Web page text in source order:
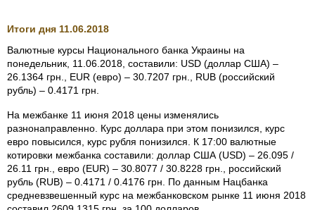
Итоги дня 11.06.2018
Валютные курсы Национального банка Украины на
понедельник, 11.06.2018, составили: USD (доллар США) –
26.1364 грн., EUR (евро) – 30.7207 грн., RUB (российский
рубль) – 0.4171 грн.
На межбанке 11 июня 2018 цены изменялись
разнонаправленно. Курс доллара при этом понизился, курс
евро повысился, курс рубля понизился. К 17:00 валютные
котировки межбанка составили: доллар США (USD) – 26.095 /
26.11 грн., евро (EUR) – 30.8077 / 30.8228 грн., российский
рубль (RUB) – 0.4171 / 0.4176 грн. По данным Нацбанка
средневзвешенный курс на межбанковском рынке 11 июня 2018